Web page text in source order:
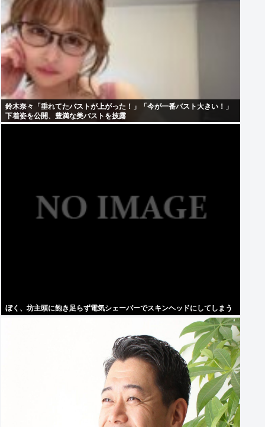
鈴木奈々「垂れてたバストが上がった！」「今が一番バスト大きい！」
下着姿を公開、豊満な美バストを披露
ぼく、坊主頭に飽き足らず電気シェーバーでスキンヘッドにしてしまう